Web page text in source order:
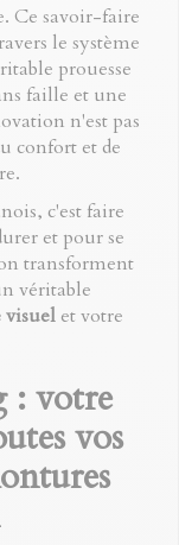
Ce savoir-faire
le système
prouesse
faille et une
n'est pas
confort et de
c'est faire
et pour se
transforment
véritable
visuel et votre
: votre
vos